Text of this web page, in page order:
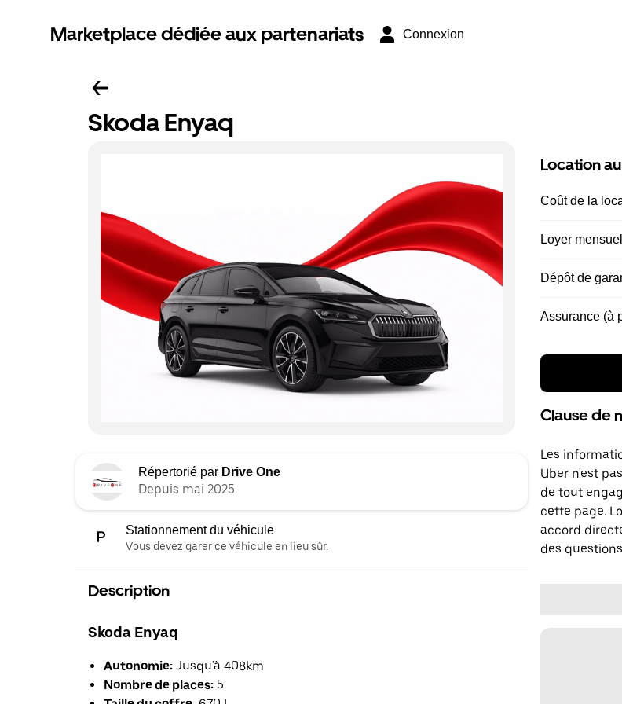
Marketplace dédiée aux partenariats Connexion
Skoda Enyaq
Répertorié par Drive One
Depuis mai 2025
Stationnement du véhicule
Vous devez garer ce véhicule en lieu sûr.
Description
Skoda Enyaq
Autonomie: Jusqu'à 408km
Nombre de places: 5
Location
Coût de la
Loyer
Dépôt de
Assurance (à
Clause de
Les
Uber n'est
de tout
cette page.
accord
des